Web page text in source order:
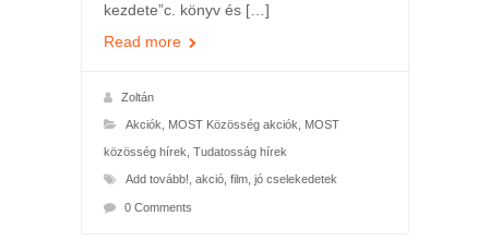
kezdete”c. könyv és […]
Read more
Zoltán
Akciók MOST Közösség akciók MOST
közösség hírek Tudatosság hírek
Add tovább! akció, film, jó cselekedetek
0 Comments